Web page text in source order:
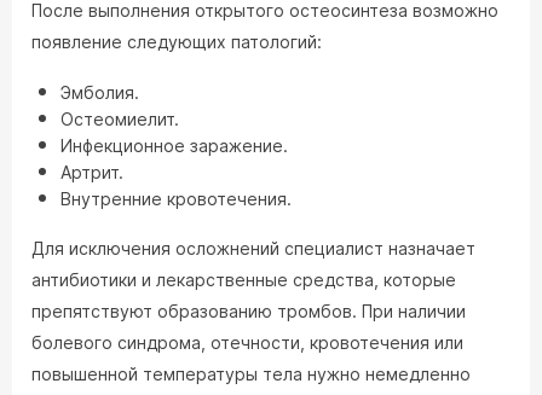
После выполнения открытого остеосинтеза возможно
появление следующих патологий:
Эмболия.
Остеомиелит.
Инфекционное заражение.
Артрит.
Внутренние кровотечения.
Для исключения осложнений специалист назначает
антибиотики и лекарственные средства, которые
препятствуют образованию тромбов. При наличии
болевого синдрома, отечности, кровотечения или
повышенной температуры тела нужно немедленно